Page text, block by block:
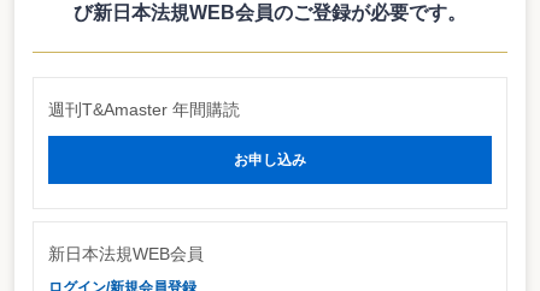
統制の検証に監査人が関与する制度の確立を提案している。これはアメリカや
他国に比し監査時間に占める「内部統制の評価・検証」の割合が少ないといわ
び新日本法規WEB会員のご登録が必要です。
週刊T&Amaster 年間購読
お申し込み
新日本法規WEB会員
ログイン/新規会員登録